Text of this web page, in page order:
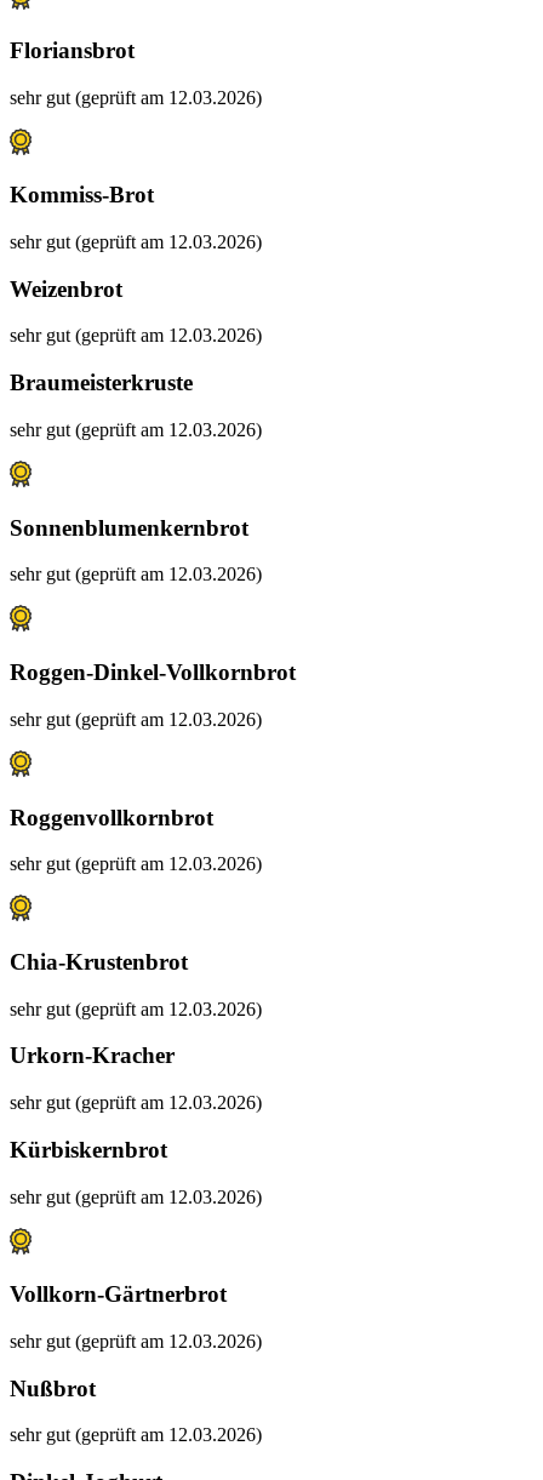
Floriansbrot
sehr gut (geprüft am 12.03.2026)
Kommiss-Brot
sehr gut (geprüft am 12.03.2026)
Weizenbrot
sehr gut (geprüft am 12.03.2026)
Braumeisterkruste
sehr gut (geprüft am 12.03.2026)
Sonnenblumenkernbrot
sehr gut (geprüft am 12.03.2026)
Roggen-Dinkel-Vollkornbrot
sehr gut (geprüft am 12.03.2026)
Roggenvollkornbrot
sehr gut (geprüft am 12.03.2026)
Chia-Krustenbrot
sehr gut (geprüft am 12.03.2026)
Urkorn-Kracher
sehr gut (geprüft am 12.03.2026)
Kürbiskernbrot
sehr gut (geprüft am 12.03.2026)
Vollkorn-Gärtnerbrot
sehr gut (geprüft am 12.03.2026)
Nußbrot
sehr gut (geprüft am 12.03.2026)